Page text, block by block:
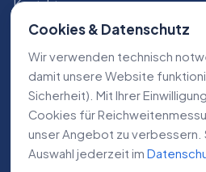
Kontakt
Konto
RECHTLICHES
Impressum
Datenschutz
AGB
Cookies & Datenschutz
Wir verwenden technisch
damit unsere Website
Sicherheit). Mit Ihrer
Cookies für
unser Angebot zu verbessern.
Auswahl jederzeit im